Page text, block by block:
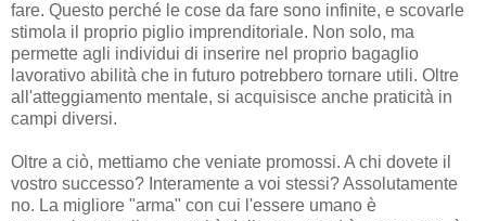
fare. Questo perché le cose da fare sono infinite, e scovarle
stimola il proprio piglio imprenditoriale. Non solo, ma
permette agli individui di inserire nel proprio bagaglio
lavorativo abilità che in futuro potrebbero tornare utili. Oltre
all'atteggiamento mentale, si acquisisce anche praticità in
campi diversi.
Oltre a ciò, mettiamo che veniate promossi. A chi dovete il
vostro successo? Interamente a voi stessi? Assolutamente
no. La migliore "arma" con cui l'essere umano è